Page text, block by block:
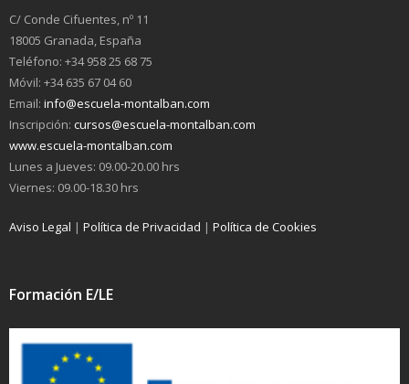
C/ Conde Cifuentes, nº 11
18005 Granada, España
Teléfono: +34 958 25 68 75
Móvil: +34 635 67 04 60
Email: info@escuela-montalban.com
Inscripción: cursos@escuela-montalban.com
www.escuela-montalban.com
Lunes a Jueves: 09.00-20.00 hrs
Viernes: 09.00-18.30 hrs
Aviso Legal | Política de Privacidad | Política de Cookies
Formación E/LE